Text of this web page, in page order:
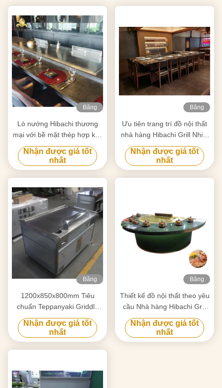
Băng
Lò nướng Hibachi thương
mại với bề mặt thép hợp kim
phẳng tùy chỉnh
Nhận được giá tốt
nhất
Băng
Ưu tiên trang trí đồ nội thất
nhà hàng Hibachi Grill Nhiệt
độ 50-300C
Nhận được giá tốt
nhất
Băng
1200x850x800mm Tiêu
chuẩn Teppanyaki Griddle
cho đồ nội thất trang trí
Nhận được giá tốt
nhất
Băng
Thiết kế đồ nội thất theo yêu
cầu Nhà hàng Hibachi Grill
Bề mặt nấu ăn phẳng
Nhận được giá tốt
nhất